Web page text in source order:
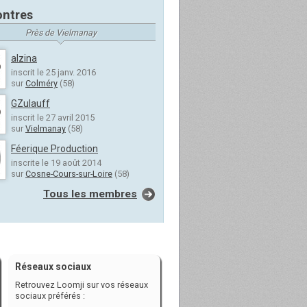
Près de Vielmanay
alzina
inscrit le 25 janv. 2016
sur Colméry (58)
GZulauff
inscrit le 27 avril 2015
sur Vielmanay (58)
Féerique Production
inscrite le 19 août 2014
sur Cosne-Cours-sur-Loire (58)
Tous les membres
Réseaux sociaux
Retrouvez Loomji sur vos réseaux
sociaux préférés :